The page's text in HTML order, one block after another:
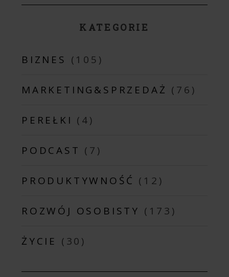
KATEGORIE
BIZNES (105)
MARKETING&SPRZEDAŻ (76)
PEREŁKI (4)
PODCAST (7)
PRODUKTYWNOŚĆ (12)
ROZWÓJ OSOBISTY (173)
ŻYCIE (30)